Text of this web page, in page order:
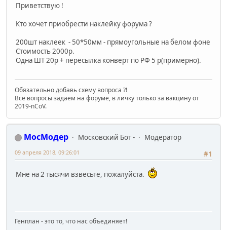
Приветствую !
Кто хочет приобрести наклейку форума ?
200шт наклеек - 50*50мм - прямоугольные на белом фоне
Стоимость 2000р.
Одна ШТ 20р + пересылка конверт по РФ 5 р(примерно).
Обязательно добавь схему вопроса ?!
Все вопросы задаем на форуме, в личку только за вакцину от
2019-nCoV.
МосМодер Московский Бот -
Модератор
#1
09 апреля 2018, 09:26:01
Мне на 2 тысячи взвесьте, пожалуйста.
Генплан - это то, что нас объединяет!